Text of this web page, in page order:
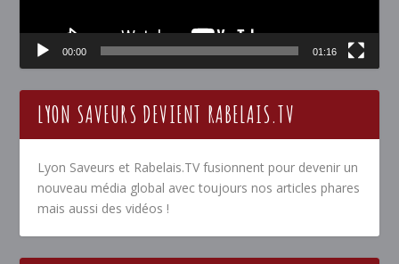
00:00 01:16
LYON SAVEURS DEVIENT RABELAIS.TV
Lyon Saveurs et Rabelais.TV fusionnent pour devenir un
nouveau média global avec toujours nos articles phares
mais aussi des vidéos !